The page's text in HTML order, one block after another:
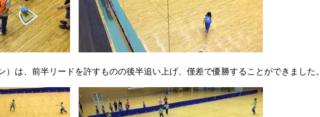
は、前半リードを許すものの後半追い上げ、僅差で優勝することができました。